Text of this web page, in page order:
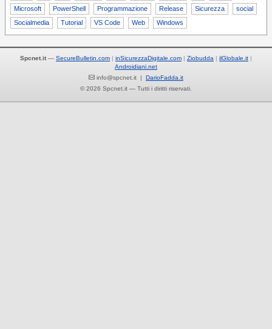
Microsoft
PowerShell Programmazione Release Sicurezza
social
Socialmedia
Tutorial VS Code Web Windows
Spcnet.it — SecureBulletin.com inSicurezzaDigitale.com Ziobudda
ilGlobale.it
Androidiani.net
info@spcnet.it | DarioFadda.it
© 2026 Spcnet.it — Tutti i diritti riservati.